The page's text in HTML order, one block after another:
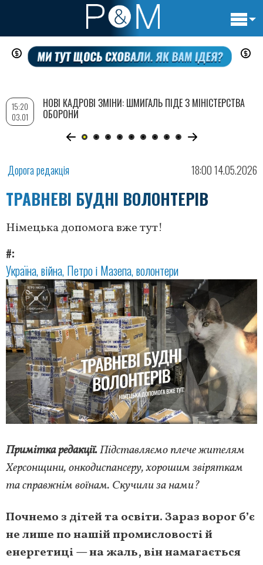
Перейти
до
вмісту
Дорога редакція 18:00 14.05.2026
ТРАВНЕВІ БУДНІ ВОЛОНТЕРІВ
Німецька допомога вже тут!
#
Україна війна Петро і Мазепа волонтери
Примітка редакції.Підставляємо плече жителям
Херсонщини, онкодиспансеру, хорошим звіряткам
та справжнім воїнам. Скучили за нами?
Почнемо з дітей та освіти. Зараз ворог б’є
не лише по нашій промисловості й
енергетиці — на жаль, він намагається
15:20
03.01
НОВІ КАДРОВІ ЗМІНИ: ШМИГАЛЬ ПІДЕ З МІНІСТЕРСТВА
ОБОРОНИ